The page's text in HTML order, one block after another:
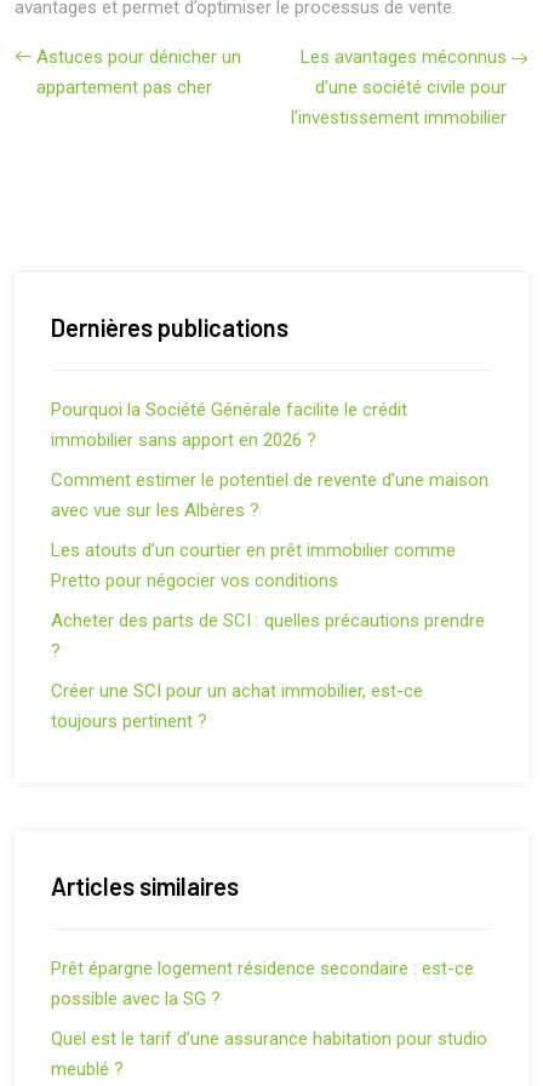
avantages et permet d’optimiser le processus de vente.
Astuces pour dénicher un
appartement pas cher
Les avantages méconnus
d’une société civile pour
l’investissement immobilier
Dernières publications
Pourquoi la Société Générale facilite le crédit
immobilier sans apport en 2026 ?
Comment estimer le potentiel de revente d’une maison
avec vue sur les Albères ?
Les atouts d’un courtier en prêt immobilier comme
Pretto pour négocier vos conditions
Acheter des parts de SCI : quelles précautions prendre
?
Créer une SCI pour un achat immobilier, est-ce
toujours pertinent ?
Articles similaires
Prêt épargne logement résidence secondaire : est-ce
possible avec la SG ?
Quel est le tarif d’une assurance habitation pour studio
meublé ?